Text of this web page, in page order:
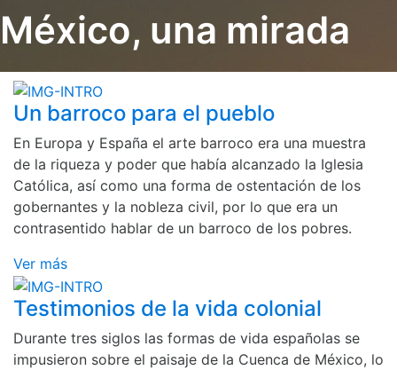
México, una mirada
Un barroco para el pueblo
En Europa y España el arte barroco era una muestra
de la riqueza y poder que había alcanzado la Iglesia
Católica, así como una forma de ostentación de los
gobernantes y la nobleza civil, por lo que era un
contrasentido hablar de un barroco de los pobres.
Ver más
Testimonios de la vida colonial
Durante tres siglos las formas de vida españolas se
impusieron sobre el paisaje de la Cuenca de México, lo